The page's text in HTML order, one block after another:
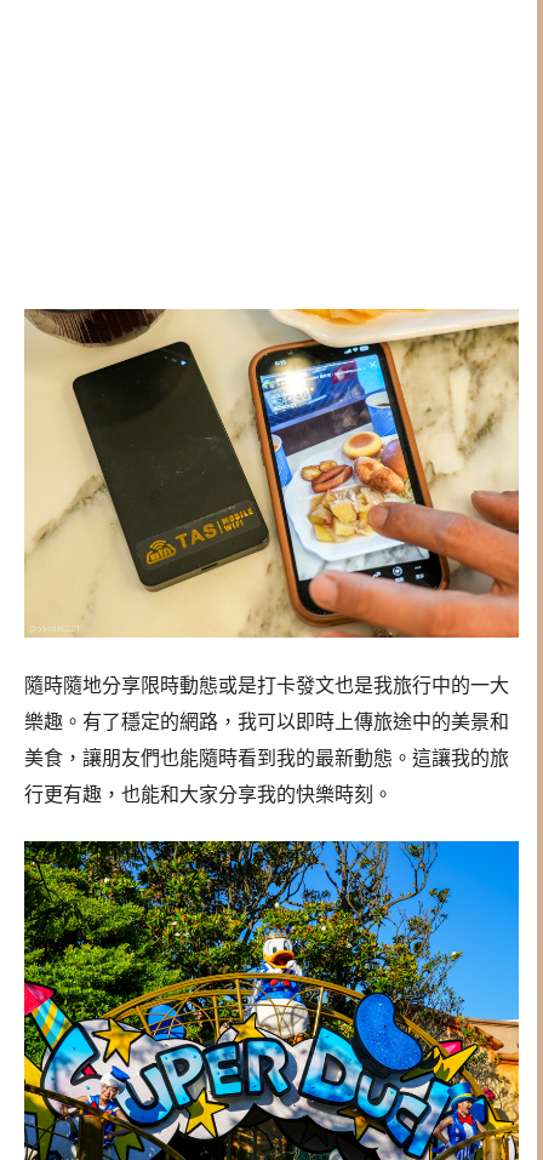
隨時隨地分享限時動態或是打卡發文也是我旅行中的一大
樂趣。有了穩定的網路，我可以即時上傳旅途中的美景和
美食，讓朋友們也能隨時看到我的最新動態。這讓我的旅
行更有趣，也能和大家分享我的快樂時刻。